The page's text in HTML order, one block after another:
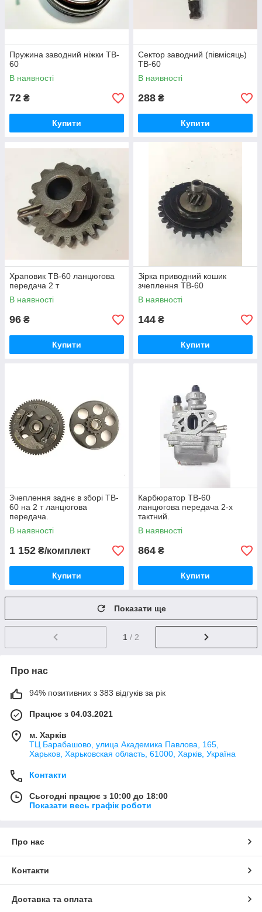
Пружина заводний ніжки TB-
60
В наявності
72 ₴
Купити
Сектор заводний (півмісяць)
TB-60
В наявності
288 ₴
Купити
Храповик TB-60 ланцюгова
передача 2 т
В наявності
96 ₴
Купити
Зірка приводний кошик
зчеплення TB-60
В наявності
144 ₴
Купити
Зчеплення заднє в зборі TB-
60 на 2 т ланцюгова
передача.
В наявності
1 152 ₴/комплект
Купити
Карбюратор TB-60
ланцюгова передача 2-х
тактний.
В наявності
864 ₴
Купити
Показати ще
1 / 2
Про нас
94% позитивних з 383 відгуків за рік
Працює з 04.03.2021
м. Харків
ТЦ Барабашово, улица Академика Павлова, 165,
Харьков, Харьковская область, 61000, Харків, Україна
Контакти
Сьогодні працює з 10:00 до 18:00
Показати весь графік роботи
Про нас
Контакти
Доставка та оплата